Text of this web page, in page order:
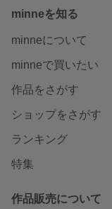
minneを知る
minneについて
minneで買いたい
作品をさがす
ショップをさがす
ランキング
特集
作品販売について